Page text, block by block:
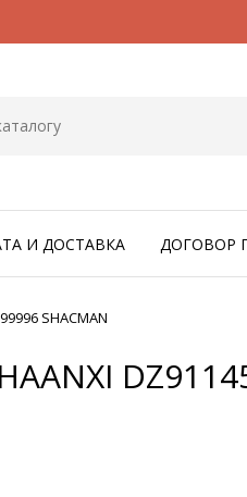
И ДОСТАВКА ДОГОВОР
SHACMAN